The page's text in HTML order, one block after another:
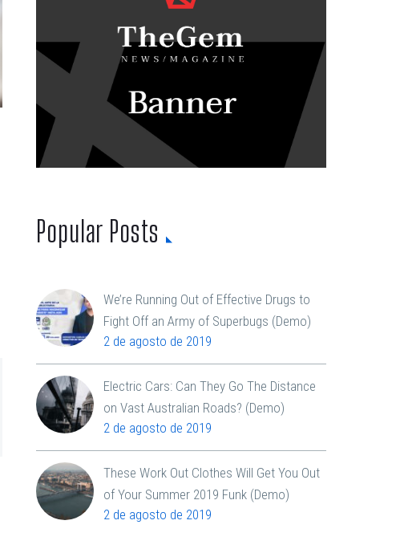
Popular Posts
We’re Running Out of Effective Drugs to
Fight Off an Army of Superbugs (Demo)
2 de agosto de 2019
Electric Cars: Can They Go The Distance
on Vast Australian Roads? (Demo)
2 de agosto de 2019
These Work Out Clothes Will Get You Out
of Your Summer 2019 Funk (Demo)
2 de agosto de 2019